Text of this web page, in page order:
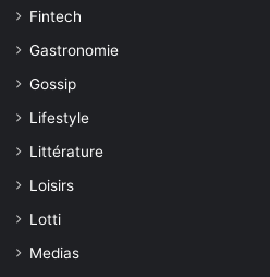
Fintech
Gastronomie
Gossip
Lifestyle
Littérature
Loisirs
Lotti
Medias